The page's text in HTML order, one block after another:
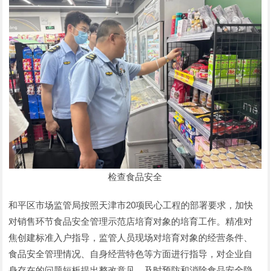
检查食品安全
和平区市场监管局按照天津市20项民心工程的部署要求，加快
对销售环节食品安全管理示范店培育对象的培育工作。精准对
焦创建标准入户指导，监管人员现场对培育对象的经营条件、
食品安全管理情况、自身经营特色等方面进行指导，对企业自